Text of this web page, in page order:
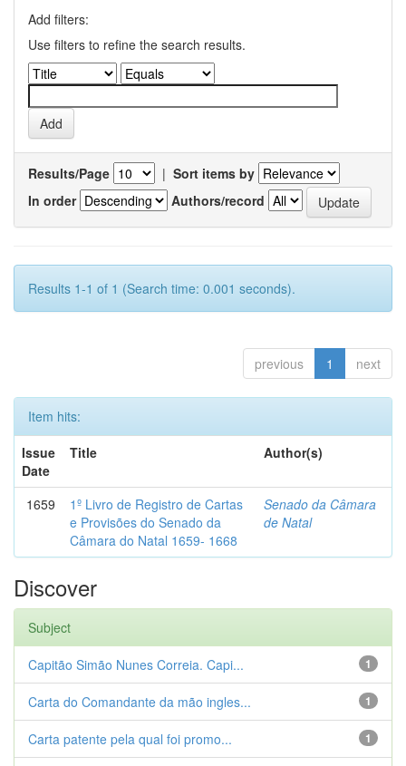
Add filters:
Use filters to refine the search results.
Results/Page | Sort items by
In order
Authors/record
Results 1-1 of 1 (Search time: 0.001 seconds).
previous 1 next
Item hits:
Issue
Date
Title Author(s)
1659
1º Livro de Registro de Cartas
e Provisões do Senado da
Câmara do Natal 1659- 1668
Senado da Câmara
de Natal
Discover
Subject
1
Capitão Simão Nunes Correia. Capi...
1
Carta do Comandante da mão ingles...
1
Carta patente pela qual foi promo...